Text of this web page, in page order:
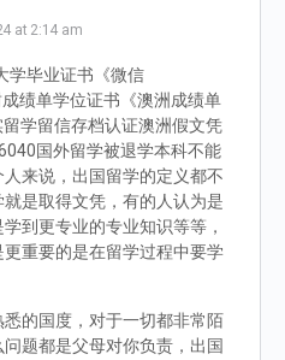
at 2:14 am
学毕业证书《微信
绩单学位证书《澳洲成绩单
学留信存档认证澳洲假文凭
国外留学被退学本科不能
来说，出国留学的定义都不
是取得文凭，有的人认为是
到更专业的专业知识等等，
重要的是在留学过程中要学
的国度，对于一切都非常陌
题都是父母对你负责，出国